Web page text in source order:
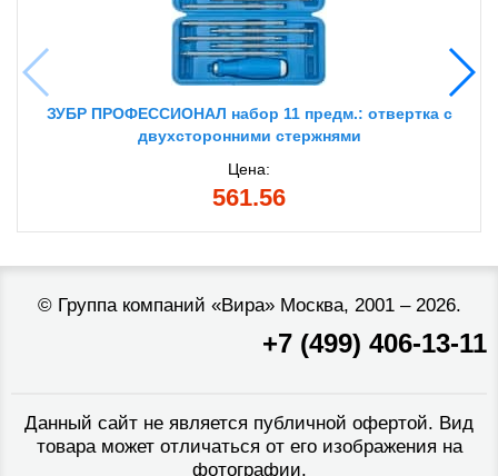
ЗУБР ПРОФЕССИОНАЛ набор 11 предм.: отвертка с
двухсторонними стержнями
Цена:
561.56
© Группа компаний «Вира»Москва, 2001 – 2026.
+7 (499) 406-13-11
Данный сайт не является публичной офертой. Вид
товара может отличаться от его изображения на
фотографии.